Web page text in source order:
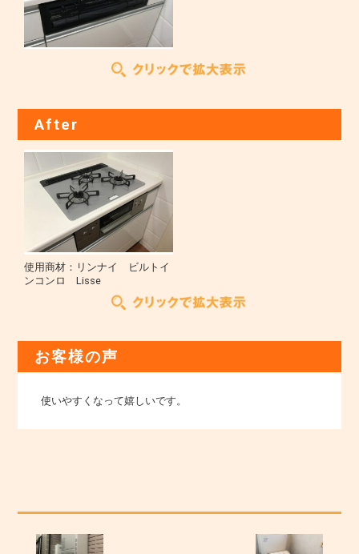
After
使用商材：リンナイ ビルトイ
ンコンロ Lisse
お客様の声
使いやすくなって嬉しいです。